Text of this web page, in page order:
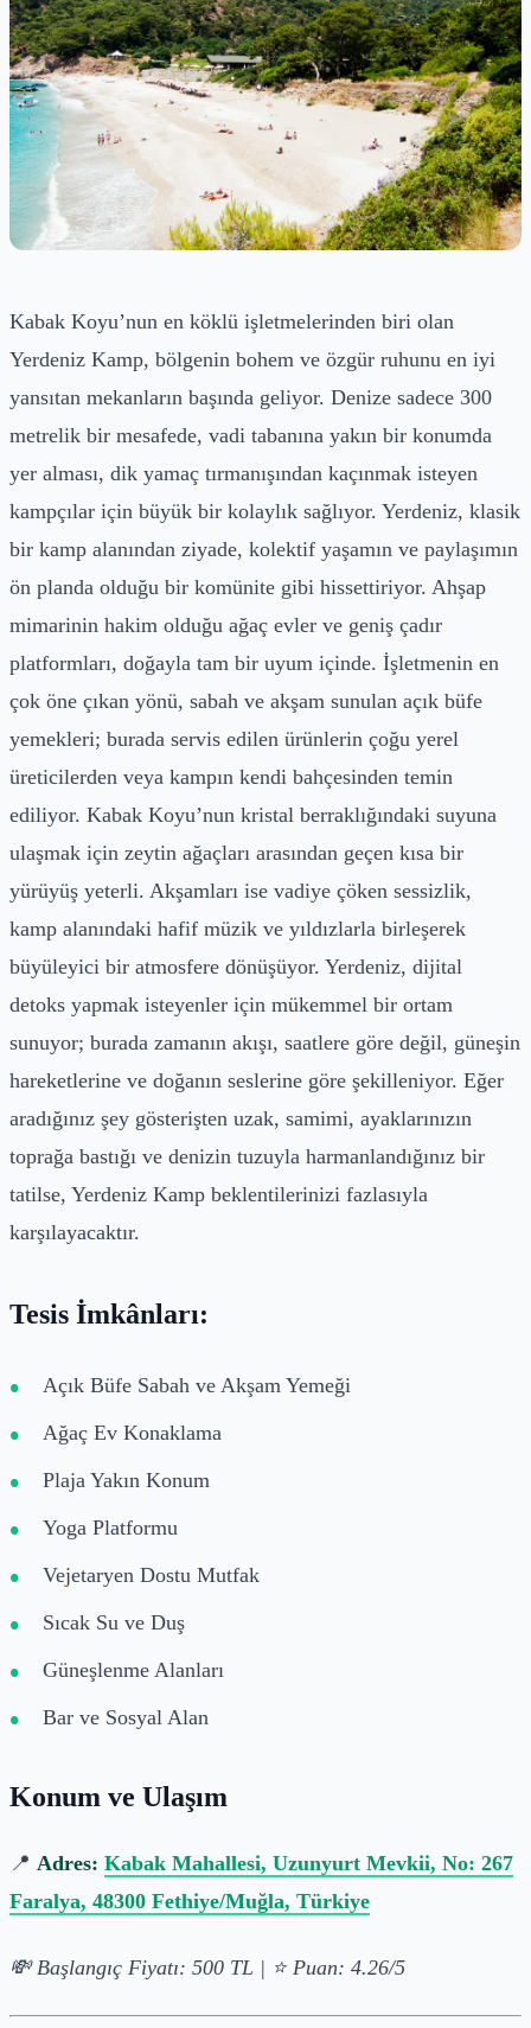
Kabak Koyu’nun en köklü işletmelerinden biri olan
Yerdeniz Kamp, bölgenin bohem ve özgür ruhunu en iyi
yansıtan mekanların başında geliyor. Denize sadece 300
metrelik bir mesafede, vadi tabanına yakın bir konumda
yer alması, dik yamaç tırmanışından kaçınmak isteyen
kampçılar için büyük bir kolaylık sağlıyor. Yerdeniz, klasik
bir kamp alanından ziyade, kolektif yaşamın ve paylaşımın
ön planda olduğu bir komünite gibi hissettiriyor. Ahşap
mimarinin hakim olduğu ağaç evler ve geniş çadır
platformları, doğayla tam bir uyum içinde. İşletmenin en
çok öne çıkan yönü, sabah ve akşam sunulan açık büfe
yemekleri; burada servis edilen ürünlerin çoğu yerel
üreticilerden veya kampın kendi bahçesinden temin
ediliyor. Kabak Koyu’nun kristal berraklığındaki suyuna
ulaşmak için zeytin ağaçları arasından geçen kısa bir
yürüyüş yeterli. Akşamları ise vadiye çöken sessizlik,
kamp alanındaki hafif müzik ve yıldızlarla birleşerek
büyüleyici bir atmosfere dönüşüyor. Yerdeniz, dijital
detoks yapmak isteyenler için mükemmel bir ortam
sunuyor; burada zamanın akışı, saatlere göre değil, güneşin
hareketlerine ve doğanın seslerine göre şekilleniyor. Eğer
aradığınız şey gösterişten uzak, samimi, ayaklarınızın
toprağa bastığı ve denizin tuzuyla harmanlandığınız bir
tatilse, Yerdeniz Kamp beklentilerinizi fazlasıyla
karşılayacaktır.
Tesis İmkânları:
Açık Büfe Sabah ve Akşam Yemeği
Ağaç Ev Konaklama
Plaja Yakın Konum
Yoga Platformu
Vejetaryen Dostu Mutfak
Sıcak Su ve Duş
Güneşlenme Alanları
Bar ve Sosyal Alan
Konum ve Ulaşım
📍 Adres: Kabak Mahallesi, Uzunyurt Mevkii, No: 267
Faralya, 48300 Fethiye/Muğla, Türkiye
💸 Başlangıç Fiyatı: 500 TL | ⭐ Puan: 4.26/5